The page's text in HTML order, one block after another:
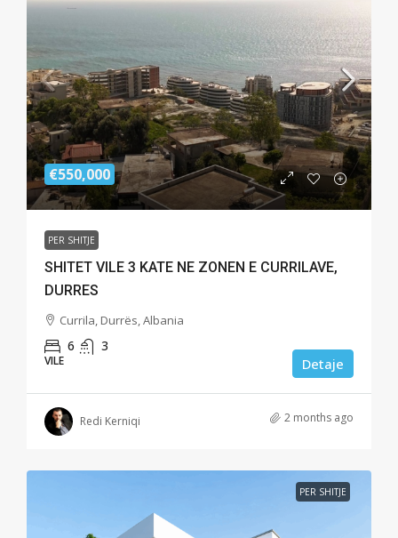
€550,000
PER SHITJE
SHITET VILE 3 KATE NE ZONEN E CURRILAVE,
DURRES
Currila, Durrës, Albania
6 3
VILE Detaje
Redi Kerniqi 2 months ago
PER SHITJE